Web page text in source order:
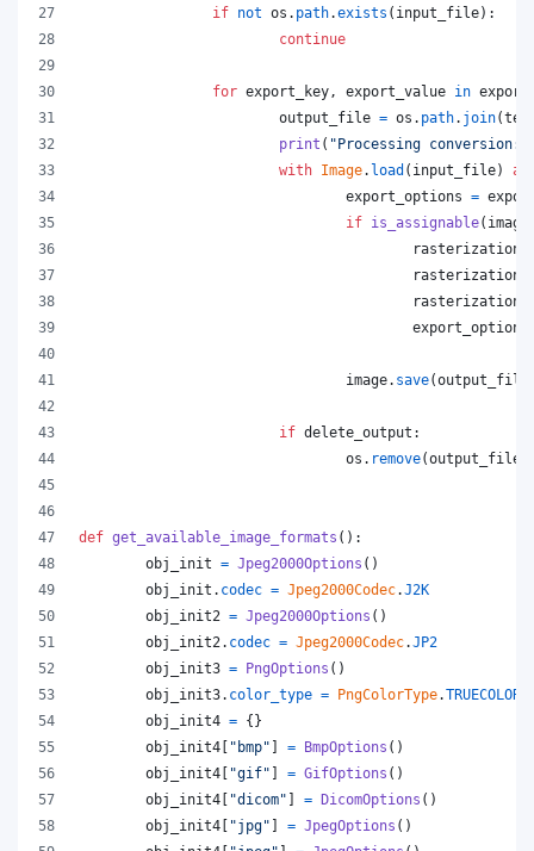
if not os . path.exists ( input_file):
continue
for export_key , export_value in
output_file = os . path. join(
print ( "Processing conversion:"
with Image. load ( input_file) as
export_options =
if is_assignable( image
export_options
image. save(output_file
if delete_output :
os . remove(output_file
def get_available_image_formats ():
obj_init = Jpeg2000Options ()
obj_init . codec = Jpeg2000Codec.J2K
obj_init2 = Jpeg2000Options ()
obj_init2 . codec = Jpeg2000Codec.JP2
obj_init3 = PngOptions ()
obj_init3. color_type = PngColorType.
obj_init4 = {}
obj_init4 [ "bmp" ] = BmpOptions ()
obj_init4 [ "gif" ] = GifOptions ()
obj_init4 [ "dicom" ] = DicomOptions ()
obj_init4 [ "jpg" ] = JpegOptions ()